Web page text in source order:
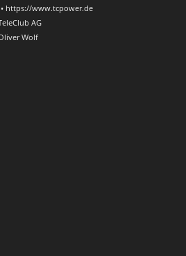
https://www.tcpower.de
AG
Wolf